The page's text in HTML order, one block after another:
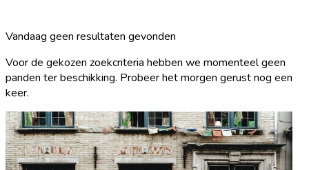
Vandaag geen resultaten gevonden
Voor de gekozen zoekcriteria hebben we momenteel geen
panden ter beschikking. Probeer het morgen gerust nog een
keer.